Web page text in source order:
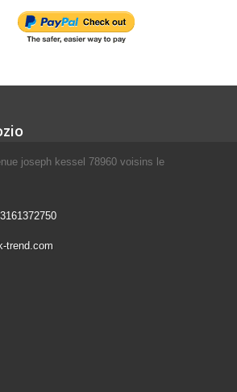
joseph kessel 78960 voisins le
trend.com